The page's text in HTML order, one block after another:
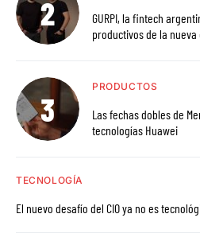
GURPI, la fintech argentina, habilita el acceso a
productivos de la
PRODUCTOS
Las fechas dobles de
tecnologías Huawei
TECNOLOGÍA
El nuevo desafío del CIO ya no es